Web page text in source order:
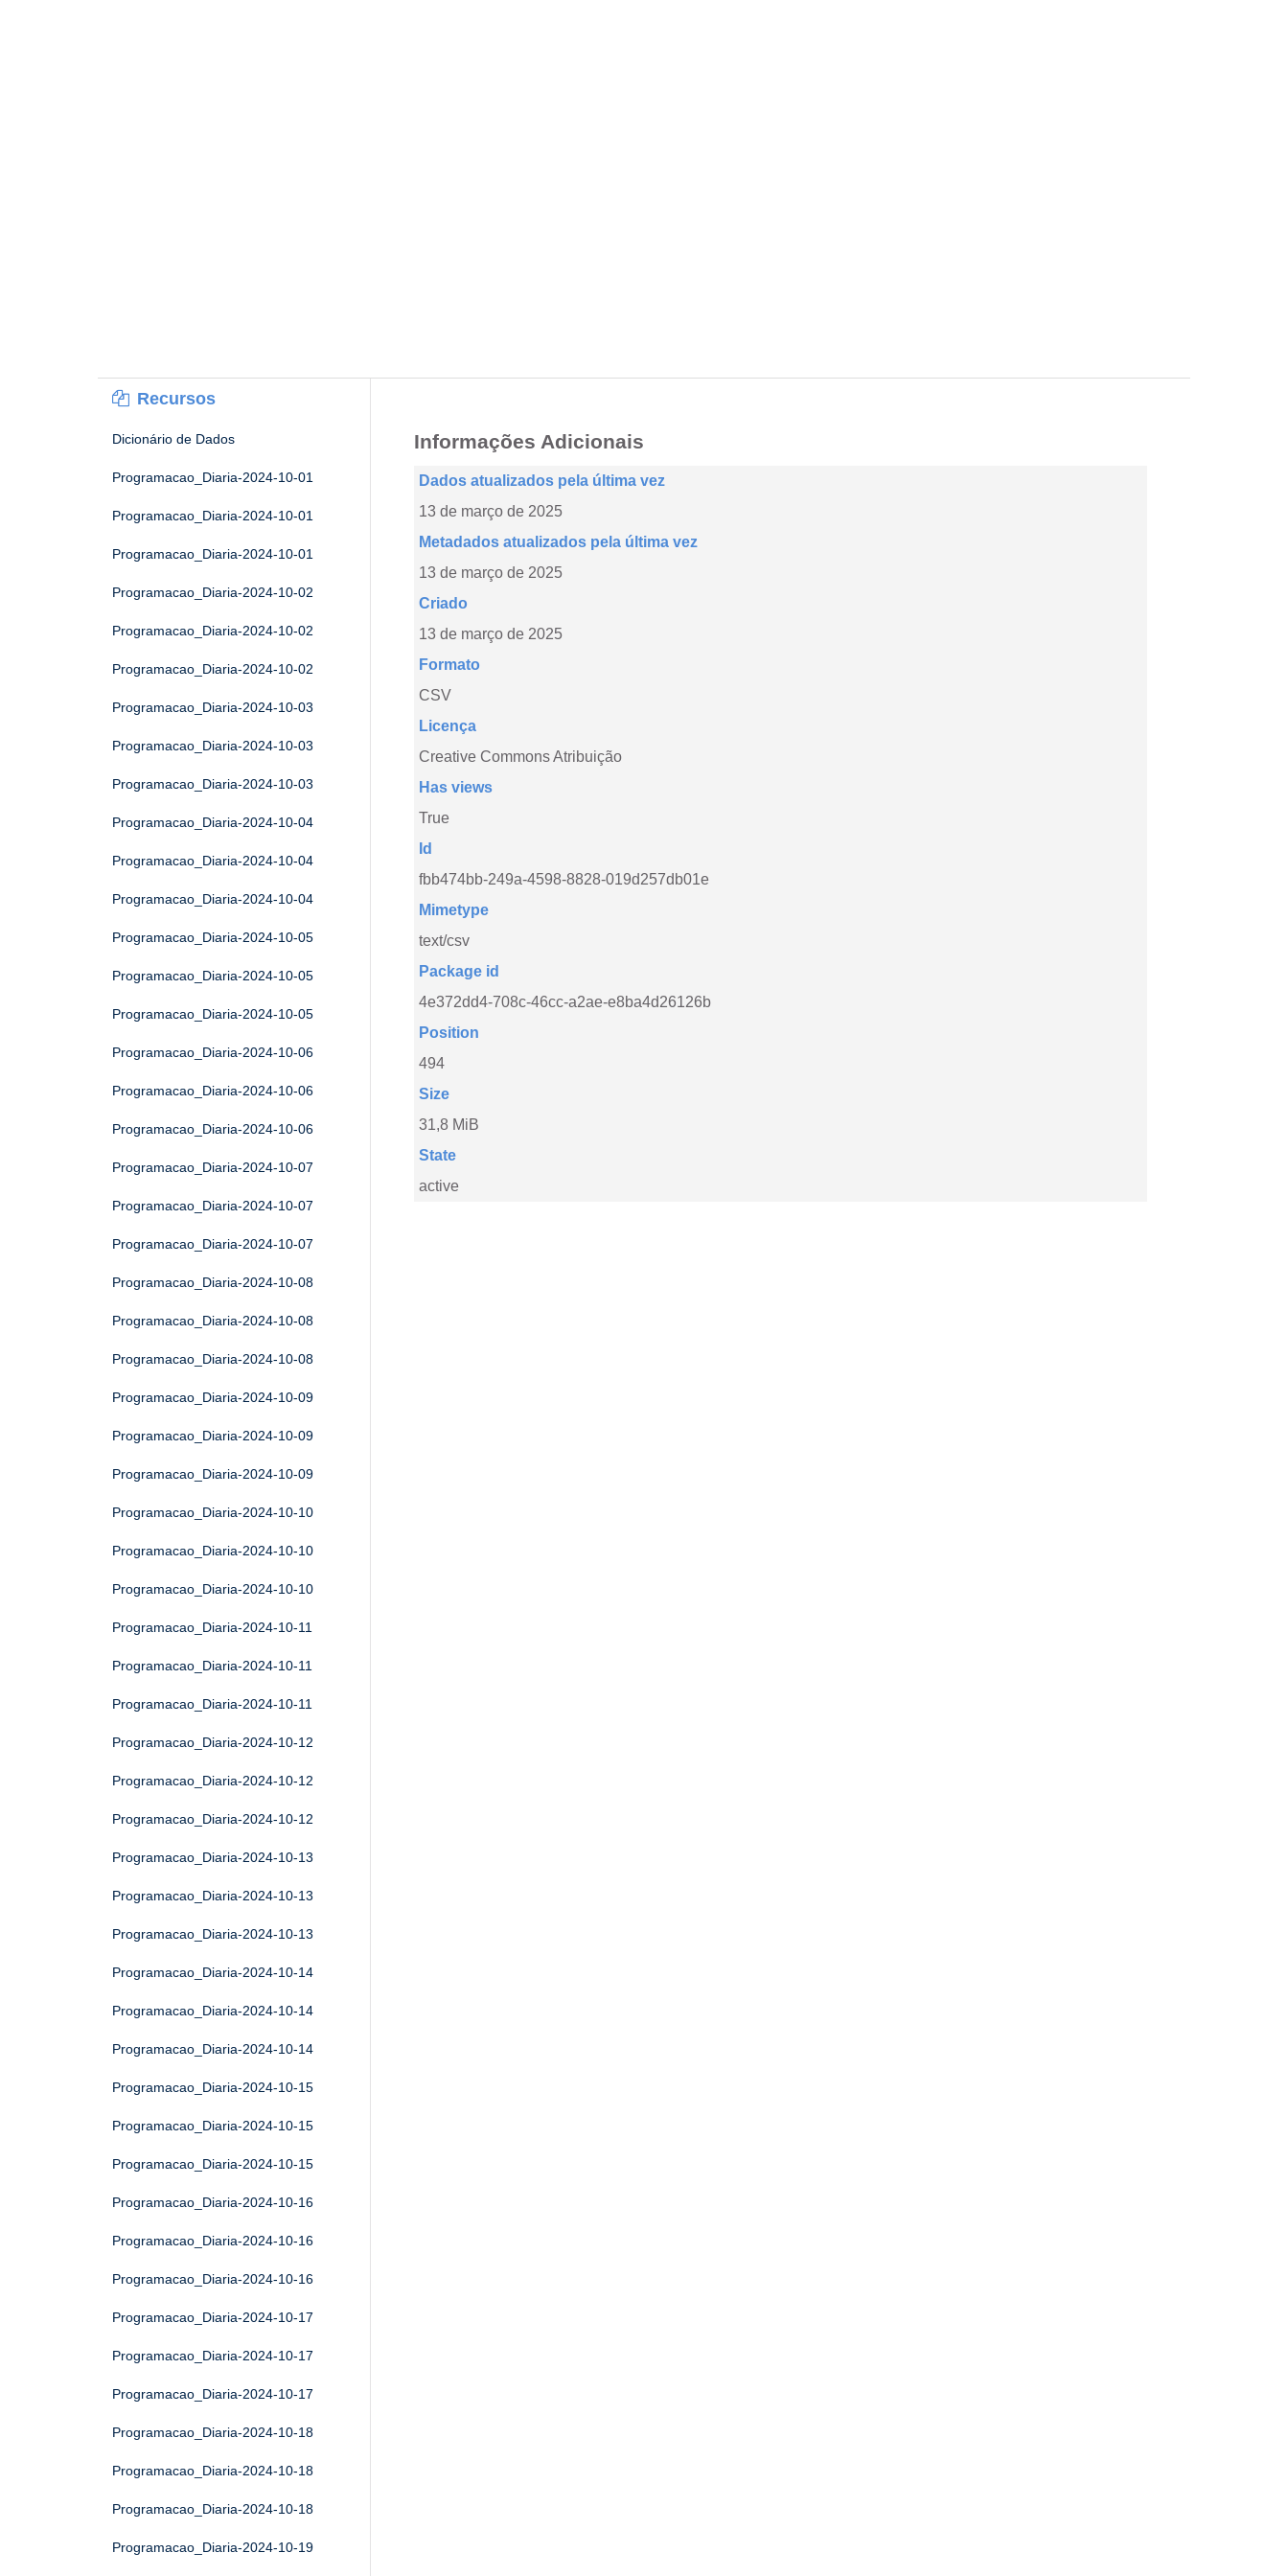
Recursos
Dicionário de Dados
Programacao_Diaria-2024-10-01
Programacao_Diaria-2024-10-01
Programacao_Diaria-2024-10-01
Programacao_Diaria-2024-10-02
Programacao_Diaria-2024-10-02
Programacao_Diaria-2024-10-02
Programacao_Diaria-2024-10-03
Programacao_Diaria-2024-10-03
Programacao_Diaria-2024-10-03
Programacao_Diaria-2024-10-04
Programacao_Diaria-2024-10-04
Programacao_Diaria-2024-10-04
Programacao_Diaria-2024-10-05
Programacao_Diaria-2024-10-05
Programacao_Diaria-2024-10-05
Programacao_Diaria-2024-10-06
Programacao_Diaria-2024-10-06
Programacao_Diaria-2024-10-06
Programacao_Diaria-2024-10-07
Programacao_Diaria-2024-10-07
Programacao_Diaria-2024-10-07
Programacao_Diaria-2024-10-08
Programacao_Diaria-2024-10-08
Programacao_Diaria-2024-10-08
Programacao_Diaria-2024-10-09
Programacao_Diaria-2024-10-09
Programacao_Diaria-2024-10-09
Programacao_Diaria-2024-10-10
Programacao_Diaria-2024-10-10
Programacao_Diaria-2024-10-10
Programacao_Diaria-2024-10-11
Programacao_Diaria-2024-10-11
Programacao_Diaria-2024-10-11
Programacao_Diaria-2024-10-12
Programacao_Diaria-2024-10-12
Programacao_Diaria-2024-10-12
Programacao_Diaria-2024-10-13
Programacao_Diaria-2024-10-13
Programacao_Diaria-2024-10-13
Programacao_Diaria-2024-10-14
Programacao_Diaria-2024-10-14
Programacao_Diaria-2024-10-14
Programacao_Diaria-2024-10-15
Programacao_Diaria-2024-10-15
Programacao_Diaria-2024-10-15
Programacao_Diaria-2024-10-16
Programacao_Diaria-2024-10-16
Programacao_Diaria-2024-10-16
Programacao_Diaria-2024-10-17
Programacao_Diaria-2024-10-17
Programacao_Diaria-2024-10-17
Programacao_Diaria-2024-10-18
Programacao_Diaria-2024-10-18
Programacao_Diaria-2024-10-18
Programacao_Diaria-2024-10-19
Informações Adicionais
Dados atualizados pela última vez
13 de março de 2025
Metadados atualizados pela última vez
13 de março de 2025
Criado
13 de março de 2025
Formato
CSV
Licença
Creative Commons Atribuição
Has views
True
Id
fbb474bb-249a-4598-8828-019d257db01e
Mimetype
text/csv
Package id
4e372dd4-708c-46cc-a2ae-e8ba4d26126b
Position
494
Size
31,8 MiB
State
active